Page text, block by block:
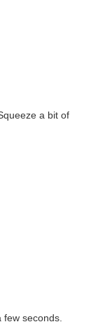
a bit of
seconds.